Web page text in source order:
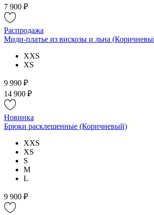
7 900 ₽
Распродажа
Миди-платье из вискозы и льна
XXS
XS
9 990 ₽
14 900 ₽
Новинка
Брюки расклешенные (Коричневый)
XXS
XS
S
M
L
9 900 ₽